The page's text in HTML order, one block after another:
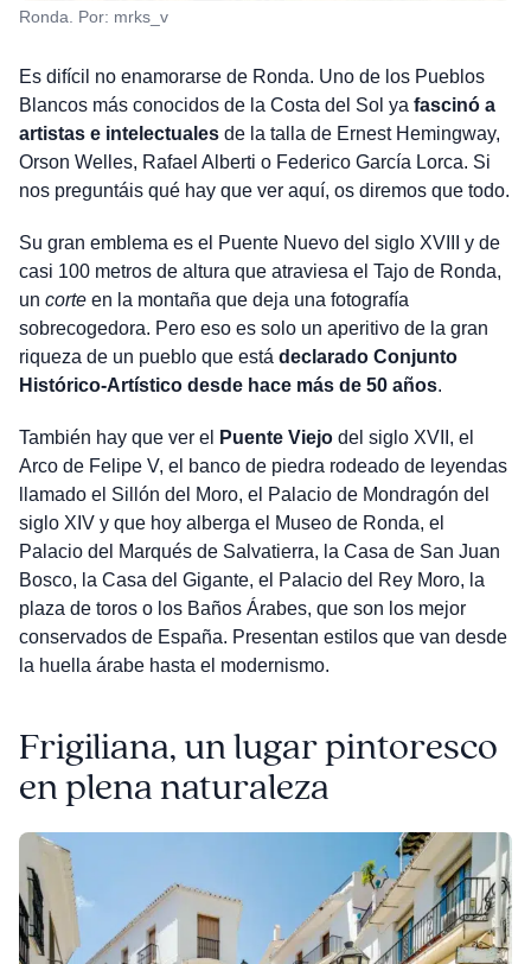
Ronda. Por: mrks_v
Es difícil no enamorarse de Ronda. Uno de los Pueblos
Blancos más conocidos de la Costa del Sol ya fascinó a
artistas e intelectualesde la talla de Ernest Hemingway,
Orson Welles, Rafael Alberti o Federico García Lorca. Si
nos preguntáis qué hay que ver aquí, os diremos que todo.
Su gran emblema es el Puente Nuevo del siglo XVIII y de
casi 100 metros de altura que atraviesa el Tajo de Ronda,
un corteen la montaña que deja una fotografía
sobrecogedora. Pero eso es solo un aperitivo de la gran
riqueza de un pueblo que está declarado Conjunto
Histórico-Artístico desde hace más de 50 años.
También hay que ver el Puente Viejodel siglo XVII, el
Arco de Felipe V, el banco de piedra rodeado de leyendas
llamado el Sillón del Moro, el Palacio de Mondragón del
siglo XIV y que hoy alberga el Museo de Ronda, el
Palacio del Marqués de Salvatierra, la Casa de San Juan
Bosco, la Casa del Gigante, el Palacio del Rey Moro, la
plaza de toros o los Baños Árabes, que son los mejor
conservados de España. Presentan estilos que van desde
la huella árabe hasta el modernismo.
Frigiliana, un lugar pintoresco
en plena naturaleza